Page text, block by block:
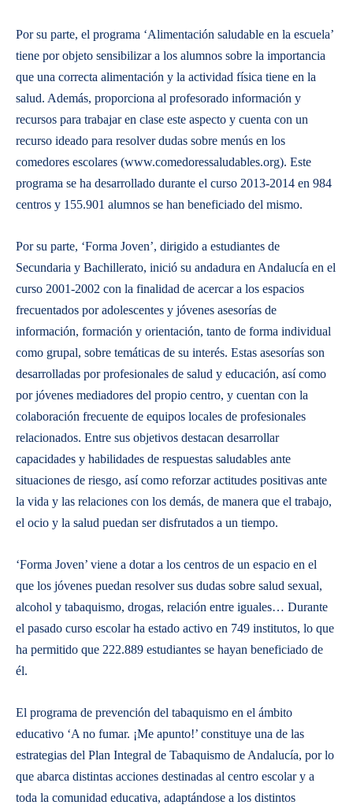
Por su parte, el programa ‘Alimentación saludable en la escuela’
tiene por objeto sensibilizar a los alumnos sobre la importancia
que una correcta alimentación y la actividad física tiene en la
salud. Además, proporciona al profesorado información y
recursos para trabajar en clase este aspecto y cuenta con un
recurso ideado para resolver dudas sobre menús en los
comedores escolares (www.comedoressaludables.org). Este
programa se ha desarrollado durante el curso 2013-2014 en 984
centros y 155.901 alumnos se han beneficiado del mismo.
Por su parte, ‘Forma Joven’, dirigido a estudiantes de
Secundaria y Bachillerato, inició su andadura en Andalucía en el
curso 2001-2002 con la finalidad de acercar a los espacios
frecuentados por adolescentes y jóvenes asesorías de
información, formación y orientación, tanto de forma individual
como grupal, sobre temáticas de su interés. Estas asesorías son
desarrolladas por profesionales de salud y educación, así como
por jóvenes mediadores del propio centro, y cuentan con la
colaboración frecuente de equipos locales de profesionales
relacionados. Entre sus objetivos destacan desarrollar
capacidades y habilidades de respuestas saludables ante
situaciones de riesgo, así como reforzar actitudes positivas ante
la vida y las relaciones con los demás, de manera que el trabajo,
el ocio y la salud puedan ser disfrutados a un tiempo.
‘Forma Joven’ viene a dotar a los centros de un espacio en el
que los jóvenes puedan resolver sus dudas sobre salud sexual,
alcohol y tabaquismo, drogas, relación entre iguales… Durante
el pasado curso escolar ha estado activo en 749 institutos, lo que
ha permitido que 222.889 estudiantes se hayan beneficiado de
él.
El programa de prevención del tabaquismo en el ámbito
educativo ‘A no fumar. ¡Me apunto!’ constituye una de las
estrategias del Plan Integral de Tabaquismo de Andalucía, por lo
que abarca distintas acciones destinadas al centro escolar y a
toda la comunidad educativa, adaptándose a los distintos